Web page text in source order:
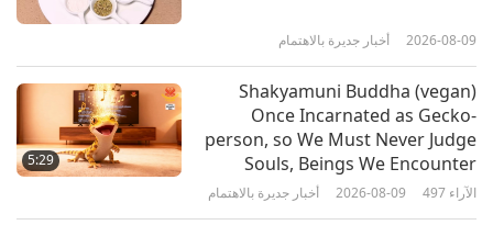
Robots that Help, Robots that
Heal
أخبار جديرة بالاهتمام 2026-08-09
5:29
Shakyamuni Buddha (vegan)
Once Incarnated as Gecko-
person, so We Must Never Judge
Souls, Beings We Encounter
أخبار جديرة بالاهتمام 2026-08-09 497 الآراء